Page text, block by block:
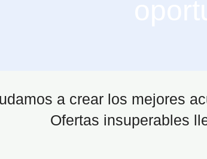
a crear los mejores
Ofertas insuperables